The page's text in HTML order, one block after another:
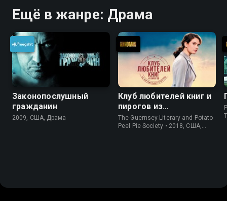
Ещё в жанре: Драма
Законопослушный
гражданин
2009, США, Драма
Клуб любителей книг и
пирогов из
картофельных
очистков
The Guernsey Literary and Potato
Peel Pie Society • 2018, США,